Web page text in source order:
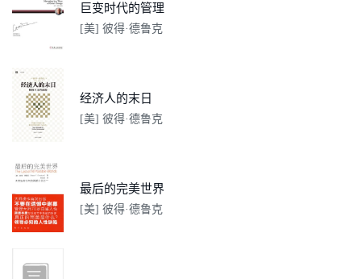
巨变时代的管理
[美] 彼得·德鲁克
经济人的末日
[美] 彼得·德鲁克
最后的完美世界
[美] 彼得·德鲁克